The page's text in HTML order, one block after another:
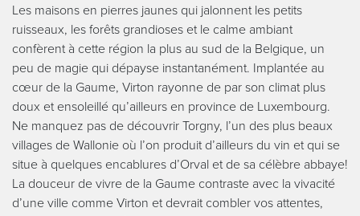
Les maisons en pierres jaunes qui jalonnent les petits
ruisseaux, les forêts grandioses et le calme ambiant
confèrent à cette région la plus au sud de la Belgique, un
peu de magie qui dépayse instantanément. Implantée au
cœur de la Gaume, Virton rayonne de par son climat plus
doux et ensoleillé qu’ailleurs en province de Luxembourg.
Ne manquez pas de découvrir Torgny, l’un des plus beaux
villages de Wallonie où l’on produit d’ailleurs du vin et qui se
situe à quelques encablures d’Orval et de sa célèbre abbaye!
La douceur de vivre de la Gaume contraste avec la vivacité
d’une ville comme Virton et devrait combler vos attentes,